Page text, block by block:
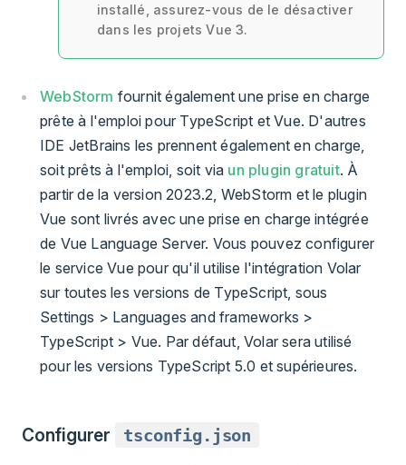
installé, assurez-vous de le désactiver
dans les projets Vue 3.
WebStorm fournit également une prise en charge
prête à l'emploi pour TypeScript et Vue. D'autres
IDE JetBrains les prennent également en charge,
soit prêts à l'emploi, soit via un plugin gratuit. À
partir de la version 2023.2, WebStorm et le plugin
Vue sont livrés avec une prise en charge intégrée
de Vue Language Server. Vous pouvez configurer
le service Vue pour qu'il utilise l'intégration Volar
sur toutes les versions de TypeScript, sous
Settings > Languages and frameworks >
TypeScript > Vue. Par défaut, Volar sera utilisé
pour les versions TypeScript 5.0 et supérieures.
Configurer tsconfig.json